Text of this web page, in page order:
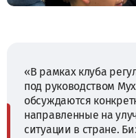
«В рамках клуба
под руководством
обсуждаются
направленные на
ситуации в стране.